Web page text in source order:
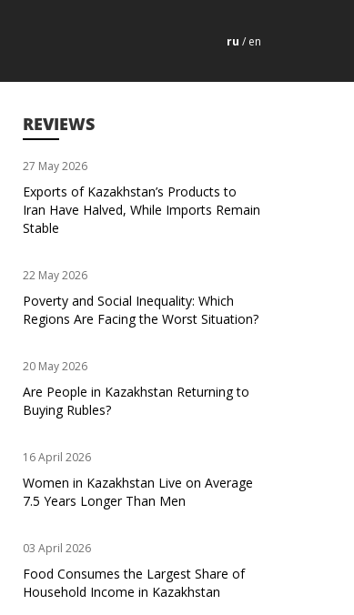
ru / en
REVIEWS
27 May 2026
Exports of Kazakhstan’s Products to
Iran Have Halved, While Imports Remain
Stable
22 May 2026
Poverty and Social Inequality: Which
Regions Are Facing the Worst Situation?
20 May 2026
Are People in Kazakhstan Returning to
Buying Rubles?
16 April 2026
Women in Kazakhstan Live on Average
7.5 Years Longer Than Men
03 April 2026
Food Consumes the Largest Share of
Household Income in Kazakhstan